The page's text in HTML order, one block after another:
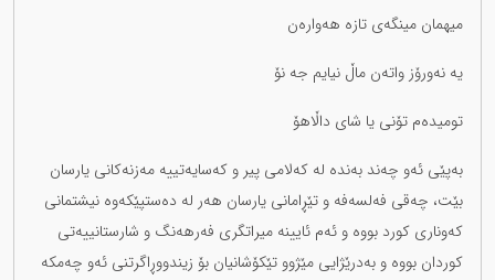
میهمان مینگەی تازە هەوارەن
یە نەورۆز واتەن ماڵ نیایم جە نۆ
تومیدەم تۆنی یا شای داڵاهۆ
بەپێی ئەو چەند بەندە لە کەلامی پیر و کەسایەتییە مەزنەکانی یارسان
بێت، چەقی فەلسەفە و تێڕامانی یارسان هەر لە دەستپێکەوە نیشتمانی
کەوناری کورد بووە و ئەم ئایینە میراتگری فەرهەنگ و شارستانییەتی
کوردان بووە و بەدرێژایی مێژوو تێکۆشانیان بۆ زیندووڕاگرتنی ئەو چەمکە